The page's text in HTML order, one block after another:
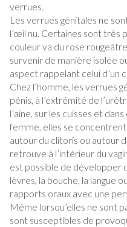
verrues.
Les verrues génitales ne
l’œil nu. Certaines sont très
couleur va du rose
survenir de manière isolée
aspect rappelant celui d’un
Chez l’homme, les verrues
pénis, à l’extrémité de
l’aine, sur les cuisses et
femme, elles se
autour du clitoris ou autour
retrouve à l’intérieur du
est possible de développer
lèvres, la bouche, la langue
rapports oraux avec une
Même lorsqu’elles ne sont
sont susceptibles de